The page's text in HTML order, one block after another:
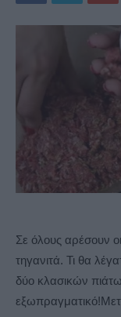
Σε όλους αρέσουν
τηγανιτά. Τι θα
δύο κλασικών